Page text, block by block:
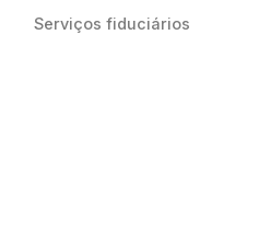
Serviços fiduciários